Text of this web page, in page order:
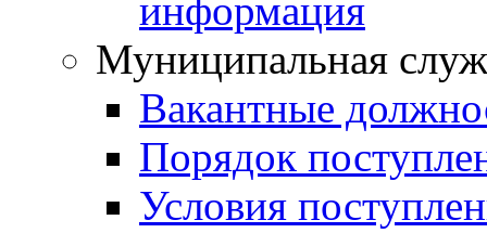
информация
Муниципальная
Вакантные
Порядок
Условия